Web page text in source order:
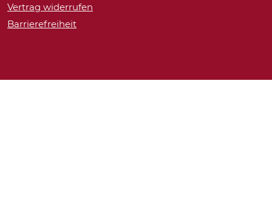
Vertrag widerrufen
Barrierefreiheit